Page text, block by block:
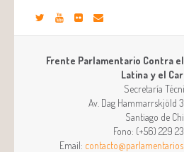
Frente Parlamentario Contra
Latina y el
Secretaría
Av. Dag Hammarrskjöld
Santiago de
Fono: (+56) 229
Email: